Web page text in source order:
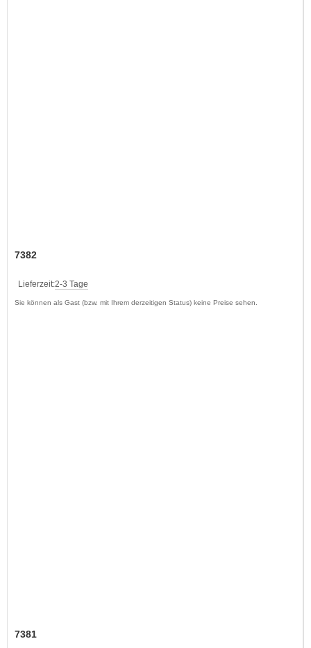
7382
Lieferzeit:2-3 Tage
Sie können als Gast (bzw. mit Ihrem derzeitigen Status) keine Preise sehen.
7381